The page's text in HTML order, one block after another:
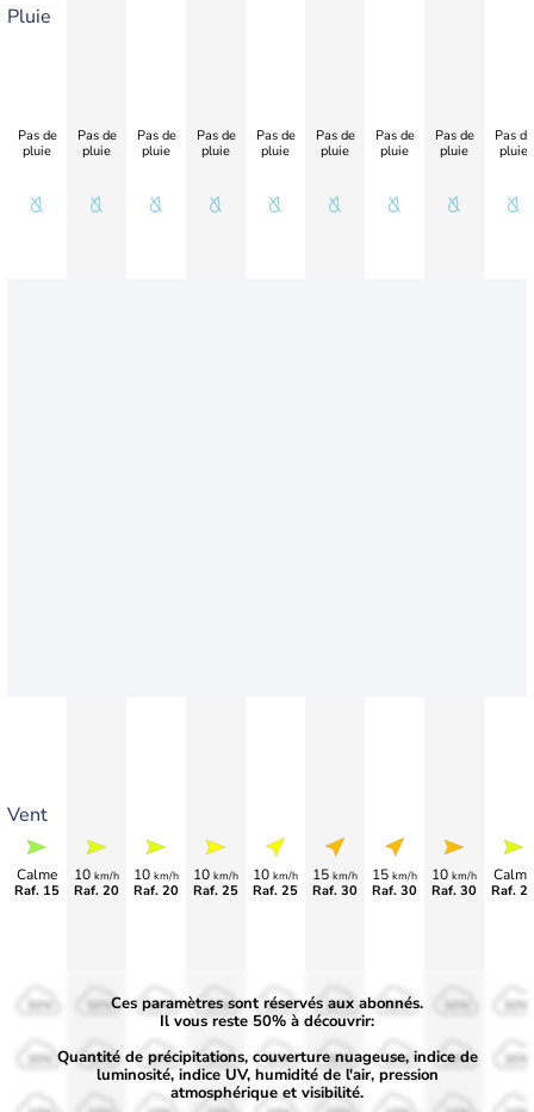
Pluie
Vent
Pas de
pluie
Calme
Raf. 15
Pas de
pluie
10 km/h
Raf. 20
Pas de
pluie
10 km/h
Raf. 20
Pas de
pluie
10 km/h
Raf. 25
Pas de
pluie
10 km/h
Raf. 25
Pas de
pluie
15 km/h
Raf. 30
Pas de
pluie
15 km/h
Raf. 30
Pas de
pluie
10 km/h
Raf. 30
Pas de
pluie
Calme
Raf.
50%
30%
50%
30%
50%
30%
50%
30%
50%
30%
50%
30%
50%
30% 30% 30%
Ces paramètres sont réservés aux abonnés.
Il vous reste 50% à découvrir:
Quantité de précipitations, couverture nuageuse, indice de
luminosité, indice UV, humidité de l'air, pression
atmosphérique et visibilité.